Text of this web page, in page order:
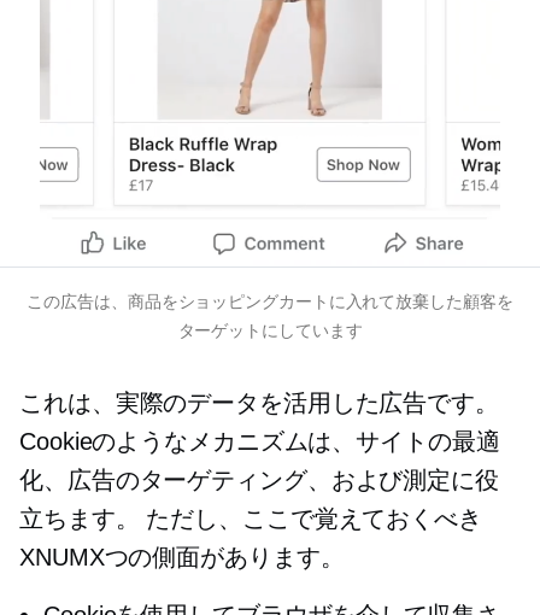
この広告は、商品をショッピングカートに入れて放棄した顧客を
ターゲットにしています
これは、実際のデータを活用した広告です。
Cookieのようなメカニズムは、サイトの最適
化、広告のターゲティング、および測定に役
立ちます。 ただし、ここで覚えておくべき
XNUMXつの側面があります。